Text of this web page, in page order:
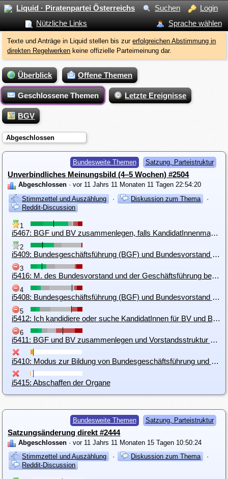
Liquid · Piratenpartei Österreichs Suchen
Login
Nützliche Links
Sprache wählen
Texte und Anträge in Liquid stellen bis zurerfolgreichen Abstimmung in
direkten Regelwerken keine offizielle Parteimeinung dar.
Überblick Offene Themen
Geschlossene Themen Letzte Ereignisse
BGV
Abgeschlossen
Bundesweite Themen Satzung, Parteistruktur
Unverbindliches Meinungsbild (4–5 Wochen) #2504
Abgeschlossen · vor 11 Jahrs 11 Monaten 11 Tagen 22:54:20
Stimmzettel und Auszählung
· Diskussion zum Thema
·
Reddit-Discussion
1
i5467: BGF und BV zusammenlegen, falls KandidatInnenmangel herrscht
2
i5409: Bundesgeschäftsführung (BGF) und Bundesvorstand (BV) sollen eigene Organe bleiben
3
i5416: M. des Bundesvorstand und der Geschäftsführung bezahlen.
4
i5408: Bundesgeschäftsführung (BGF) und Bundesvorstand (BV) zusammenlegen
5
i5412: Ich kandidiere oder suche KandidatInnen für BV und BGF
6
i5411: BGF und BV zusammenlegen und Vorstandsstruktur der deutschen Piraten übernehmen
i5410: Modus zur Bildung von Bundesgeschäftsführung und Bundesvorstand ändern
i5415: Abschaffen der Organe
Bundesweite Themen Satzung, Parteistruktur
Satzungsänderung direkt #2444
Abgeschlossen · vor 11 Jahrs 11 Monaten 15 Tagen 10:50:24
Stimmzettel und Auszählung
· Diskussion zum Thema
·
Reddit-Discussion